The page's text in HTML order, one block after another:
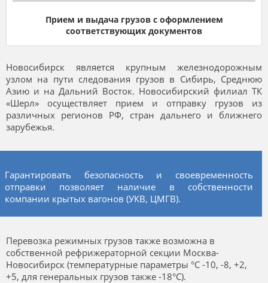
Прием и выдача грузов с оформлением
соответствующих документов
Новосибирск является крупным железнодорожным
узлом на пути следования грузов в Сибирь, Среднюю
Азию и на Дальний Восток. Новосибирский филиал ТК
«Шерл» осуществляет прием и отправку грузов из
различных регионов РФ, стран дальнего и ближнего
зарубежья.
Гарантировать безопасность и своевременность
отправки позволяет наличие в собственности
компании крытых вагонов (УКВ, ЦМГВ).
Перевозка режимных грузов также возможна в
собственной рефрижераторной секции Москва-
Новосибирск (температурные параметры °C -10, -8, +2,
+5, для генеральных грузов также -18°C).